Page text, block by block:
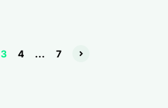
3 4 ... 7